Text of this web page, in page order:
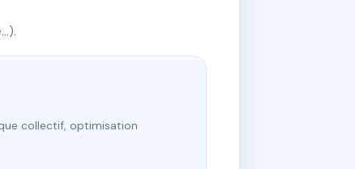
collectif, optimisation